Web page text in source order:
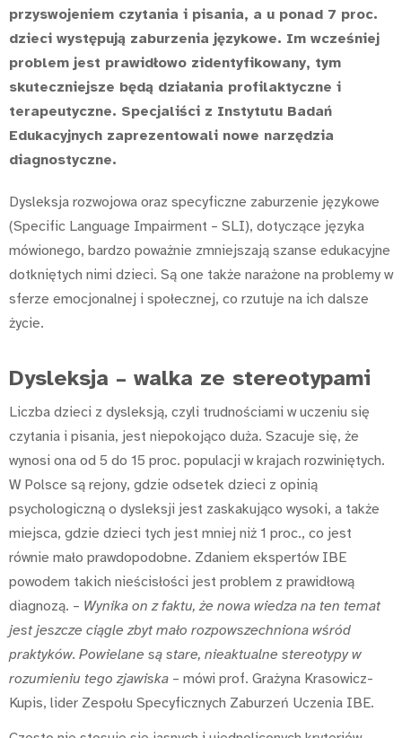
przyswojeniem czytania i pisania, a u ponad 7 proc.
dzieci występują zaburzenia językowe. Im wcześniej
problem jest prawidłowo zidentyfikowany, tym
skuteczniejsze będą działania profilaktyczne i
terapeutyczne. Specjaliści z Instytutu Badań
Edukacyjnych zaprezentowali nowe narzędzia
diagnostyczne.
Dysleksja rozwojowa oraz specyficzne zaburzenie językowe
(Specific Language Impairment – SLI), dotyczące języka
mówionego, bardzo poważnie zmniejszają szanse edukacyjne
dotkniętych nimi dzieci. Są one także narażone na problemy w
sferze emocjonalnej i społecznej, co rzutuje na ich dalsze
życie.
Dysleksja – walka ze stereotypami
Liczba dzieci z dysleksją, czyli trudnościami w uczeniu się
czytania i pisania, jest niepokojąco duża. Szacuje się, że
wynosi ona od 5 do 15 proc. populacji w krajach rozwiniętych.
W Polsce są rejony, gdzie odsetek dzieci z opinią
psychologiczną o dysleksji jest zaskakująco wysoki, a także
miejsca, gdzie dzieci tych jest mniej niż 1 proc., co jest
równie mało prawdopodobne. Zdaniem ekspertów IBE
powodem takich nieścisłości jest problem z prawidłową
diagnozą. – Wynika on z faktu, że nowa wiedza na ten temat
jest jeszcze ciągle zbyt mało rozpowszechniona wśród
praktyków. Powielane są stare, nieaktualne stereotypy w
rozumieniu tego zjawiska – mówi prof. Grażyna Krasowicz-
Kupis, lider Zespołu Specyficznych Zaburzeń Uczenia IBE.